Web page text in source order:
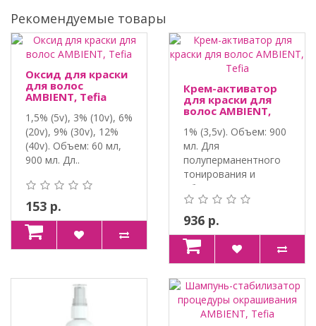
Рекомендуемые товары
Оксид для краски
для волос
AMBIENT, Tefia
1,5% (5v), 3% (10v), 6%
(20v), 9% (30v), 12%
(40v). Объем: 60 мл,
900 мл. Дл..
153 р.
Крем-активатор
для краски для
волос AMBIENT,
1% (3,5v). Объем: 900
мл. Для
полуперманентного
тонирования и
обновлени..
936 р.